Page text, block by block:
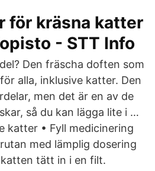
för kräsna katter
- STT Info
Den fräscha doften som
alla, inklusive katter. Den
men det är en av de
så du kan lägga lite i …
katter • Fyll medicinering
med lämplig dosering
tätt in i en filt.